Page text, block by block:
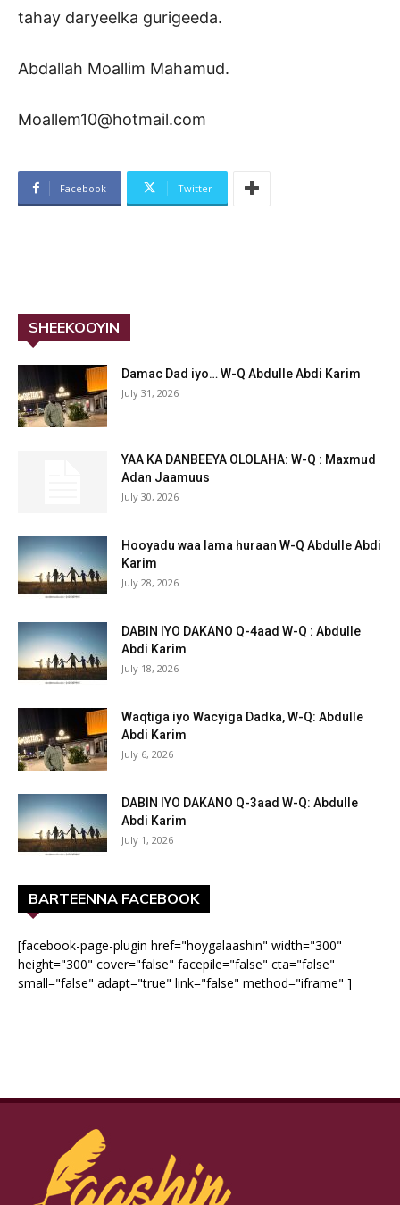
tahay daryeelka gurigeeda.
Abdallah Moallim Mahamud.
Moallem10@hotmail.com
Facebook Twitter
SHEEKOOYIN
Damac Dad iyo… W-Q Abdulle Abdi Karim
July 31, 2026
YAA KA DANBEEYA OLOLAHA: W-Q : Maxmud
Adan Jaamuus
July 30, 2026
Hooyadu waa lama huraan W-Q Abdulle Abdi
Karim
July 28, 2026
DABIN IYO DAKANO Q-4aad W-Q : Abdulle
Abdi Karim
July 18, 2026
Waqtiga iyo Wacyiga Dadka, W-Q: Abdulle
Abdi Karim
July 6, 2026
DABIN IYO DAKANO Q-3aad W-Q: Abdulle
Abdi Karim
July 1, 2026
BARTEENNA FACEBOOK
[facebook-page-plugin href="hoygalaashin" width="300"
height="300" cover="false" facepile="false" cta="false"
small="false" adapt="true" link="false" method="iframe" ]